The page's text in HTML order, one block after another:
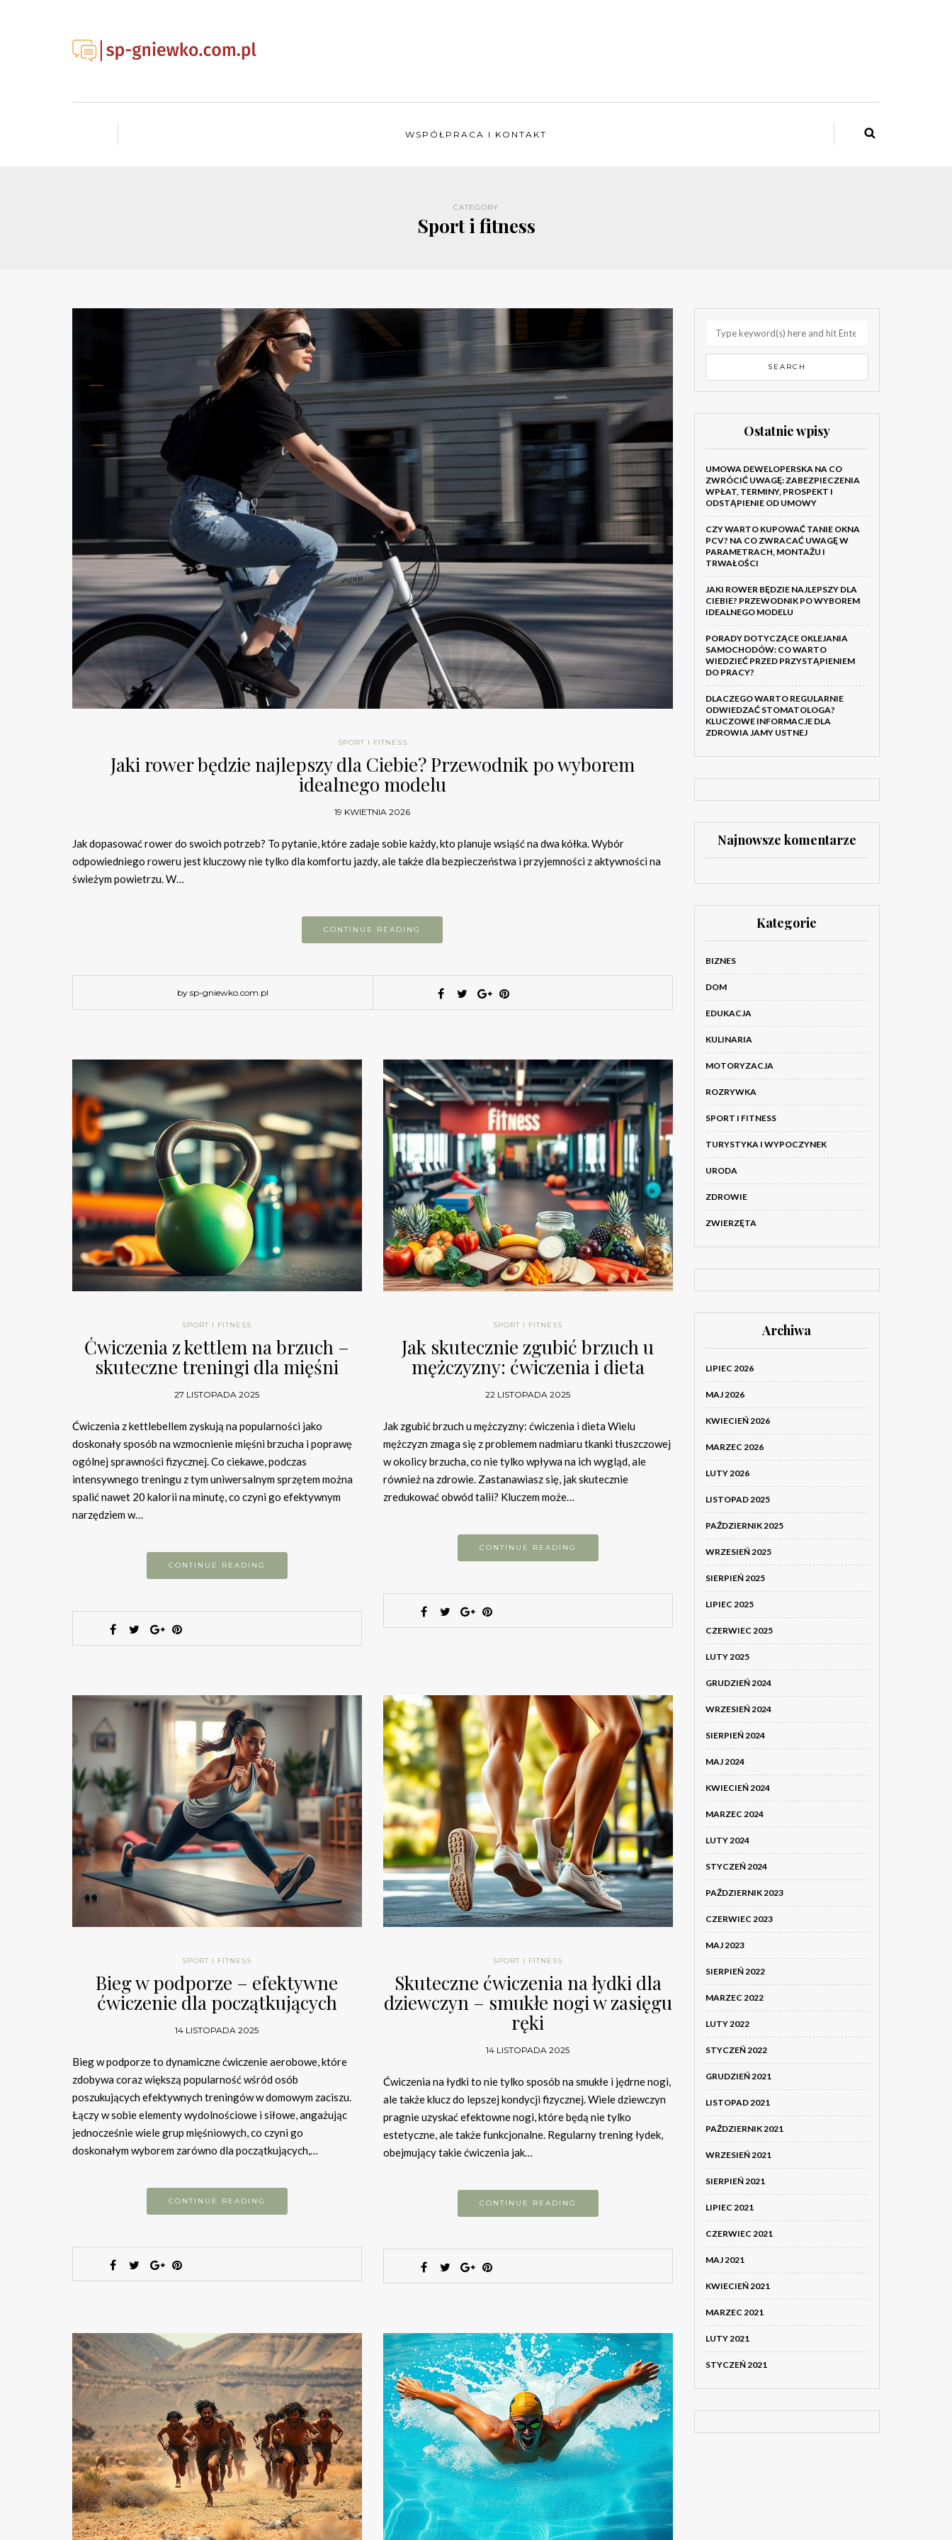
WSPÓŁPRACA I KONTAKT
CATEGORY
Sport i fitness
SPORT I FITNESS
Jaki rower będzie najlepszy dla Ciebie? Przewodnik po wyborem
idealnego modelu
19 KWIETNIA 2026
Jak dopasować rower do swoich potrzeb? To pytanie, które zadaje sobie każdy, kto planuje wsiąść na dwa kółka. Wybór
odpowiedniego roweru jest kluczowy nie tylko dla komfortu jazdy, ale także dla bezpieczeństwa i przyjemności z aktywności na
świeżym powietrzu. W…
CONTINUE READING
by sp-gniewko.com.pl
SPORT I FITNESS
Ćwiczenia z kettlem na brzuch –
skuteczne treningi dla mięśni
27 LISTOPADA 2025
Ćwiczenia z kettlebellem zyskują na popularności jako
doskonały sposób na wzmocnienie mięśni brzucha i poprawę
ogólnej sprawności fizycznej. Co ciekawe, podczas
intensywnego treningu z tym uniwersalnym sprzętem można
spalić nawet 20 kalorii na minutę, co czyni go efektywnym
narzędziem w…
CONTINUE READING
SPORT I FITNESS
Jak skutecznie zgubić brzuch u
mężczyzny: ćwiczenia i dieta
22 LISTOPADA 2025
Jak zgubić brzuch u mężczyzny: ćwiczenia i dieta Wielu
mężczyzn zmaga się z problemem nadmiaru tkanki tłuszczowej
w okolicy brzucha, co nie tylko wpływa na ich wygląd, ale
również na zdrowie. Zastanawiasz się, jak skutecznie
zredukować obwód talii? Kluczem może…
CONTINUE READING
SPORT I FITNESS
Bieg w podporze – efektywne
ćwiczenie dla początkujących
14 LISTOPADA 2025
Bieg w podporze to dynamiczne ćwiczenie aerobowe, które
zdobywa coraz większą popularność wśród osób
poszukujących efektywnych treningów w domowym zaciszu.
Łączy w sobie elementy wydolnościowe i siłowe, angażując
jednocześnie wiele grup mięśniowych, co czyni go
doskonałym wyborem zarówno dla początkujących,…
CONTINUE READING
SPORT I FITNESS
Skuteczne ćwiczenia na łydki dla
dziewczyn – smukłe nogi w zasięgu
ręki
14 LISTOPADA 2025
Ćwiczenia na łydki to nie tylko sposób na smukłe i jędrne nogi,
ale także klucz do lepszej kondycji fizycznej. Wiele dziewczyn
pragnie uzyskać efektowne nogi, które będą nie tylko
estetyczne, ale także funkcjonalne. Regularny trening łydek,
obejmujący takie ćwiczenia jak…
CONTINUE READING
Ostatnie wpisy
UMOWA DEWELOPERSKA NA CO
ZWRÓCIĆ UWAGĘ: ZABEZPIECZENIA
WPŁAT, TERMINY, PROSPEKT I
ODSTĄPIENIE OD UMOWY
CZY WARTO KUPOWAĆ TANIE OKNA
PCV? NA CO ZWRACAĆ UWAGĘ W
PARAMETRACH, MONTAŻU I
TRWAŁOŚCI
JAKI ROWER BĘDZIE NAJLEPSZY DLA
CIEBIE? PRZEWODNIK PO WYBOREM
IDEALNEGO MODELU
PORADY DOTYCZĄCE OKLEJANIA
SAMOCHODÓW: CO WARTO
WIEDZIEĆ PRZED PRZYSTĄPIENIEM
DO PRACY?
DLACZEGO WARTO REGULARNIE
ODWIEDZAĆ STOMATOLOGA?
KLUCZOWE INFORMACJE DLA
ZDROWIA JAMY USTNEJ
Najnowsze komentarze
Kategorie
BIZNES
DOM
EDUKACJA
KULINARIA
MOTORYZACJA
ROZRYWKA
SPORT I FITNESS
TURYSTYKA I WYPOCZYNEK
URODA
ZDROWIE
ZWIERZĘTA
Archiwa
LIPIEC 2026
MAJ 2026
KWIECIEŃ 2026
MARZEC 2026
LUTY 2026
LISTOPAD 2025
PAŹDZIERNIK 2025
WRZESIEŃ 2025
SIERPIEŃ 2025
LIPIEC 2025
CZERWIEC 2025
LUTY 2025
GRUDZIEŃ 2024
WRZESIEŃ 2024
SIERPIEŃ 2024
MAJ 2024
KWIECIEŃ 2024
MARZEC 2024
LUTY 2024
STYCZEŃ 2024
PAŹDZIERNIK 2023
CZERWIEC 2023
MAJ 2023
SIERPIEŃ 2022
MARZEC 2022
LUTY 2022
STYCZEŃ 2022
GRUDZIEŃ 2021
LISTOPAD 2021
PAŹDZIERNIK 2021
WRZESIEŃ 2021
SIERPIEŃ 2021
LIPIEC 2021
CZERWIEC 2021
MAJ 2021
KWIECIEŃ 2021
MARZEC 2021
LUTY 2021
STYCZEŃ 2021